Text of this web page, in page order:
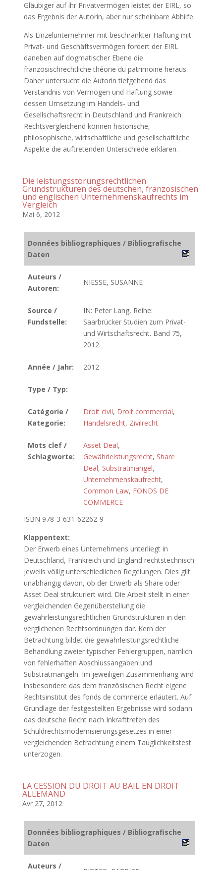
Gläubiger auf ihr Privatvermögen leistet der EIRL, so
das Ergebnis der Autorin, aber nur scheinbare Abhilfe.
Als Einzelunternehmer mit beschränkter Haftung mit
Privat- und Geschäftsvermögen fordert der EIRL
daneben auf dogmatischer Ebene die
französischrechtliche théorie du patrimoine heraus.
Daher untersucht die Autorin tiefgehend das
Verständnis von Vermögen und Haftung sowie
dessen Umsetzung im Handels- und
Gesellschaftsrecht in Deutschland und Frankreich.
Rechtsvergleichend können historische,
philosophische, wirtschaftliche und gesellschaftliche
Aspekte die auftretenden Unterschiede erklären.
Die leistungsstörungsrechtlichen
Grundstrukturen des deutschen, französischen
und englischen Unternehmenskaufrechts im
Vergleich
Mai 6, 2012
Données bibliographiques / Bibliografische
Daten
Auteurs /
Autoren:
NIESSE, SUSANNE
Source /
Fundstelle:
IN: Peter Lang, Reihe:
Saarbrücker Studien zum Privat-
und Wirtschaftsrecht. Band 75,
2012.
Année / Jahr: 2012
Type / Typ:
Catégorie /
Kategorie:
Droit civil, Droit commercial,
Handelsrecht, Zivilrecht
Mots clef /
Schlagworte:
Asset Deal,
Gewährleistungsrecht, Share
Deal, Substratmängel,
Unternehmenskaufrecht,
Common Law, FONDS DE
COMMERCE
ISBN 978-3-631-62262-9
Klappentext:
Der Erwerb eines Unternehmens unterliegt in
Deutschland, Frankreich und England rechtstechnisch
jeweils völlig unterschiedlichen Regelungen. Dies gilt
unabhängig davon, ob der Erwerb als Share oder
Asset Deal strukturiert wird. Die Arbeit stellt in einer
vergleichenden Gegenüberstellung die
gewährleistungsrechtlichen Grundstrukturen in den
verglichenen Rechtsordnungen dar. Kern der
Betrachtung bildet die gewährleistungsrechtliche
Behandlung zweier typischer Fehlergruppen, nämlich
von fehlerhaften Abschlussangaben und
Substratmängeln. Im jeweiligen Zusammenhang wird
insbesondere das dem französischen Recht eigene
Rechtsinstitut des fonds de commerce erläutert. Auf
Grundlage der festgestellten Ergebnisse wird sodann
das deutsche Recht nach Inkrafttreten des
Schuldrechtsmodernisierungsgesetzes in einer
vergleichenden Betrachtung einem Tauglichkeitstest
unterzogen.
LA CESSION DU DROIT AU BAIL EN DROIT
ALLEMAND
Avr 27, 2012
Données bibliographiques / Bibliografische
Daten
Auteurs /